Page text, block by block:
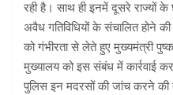
रही है। साथ ही इनमें दूसरे राज्यों
अवैध गतिविधियों के संचालित होने
को गंभीरता से लेते हुए मुख्यमंत्री
मुख्यालय को इस संबंध में कार्रवाई
पुलिस इन मदरसों की जांच करने की